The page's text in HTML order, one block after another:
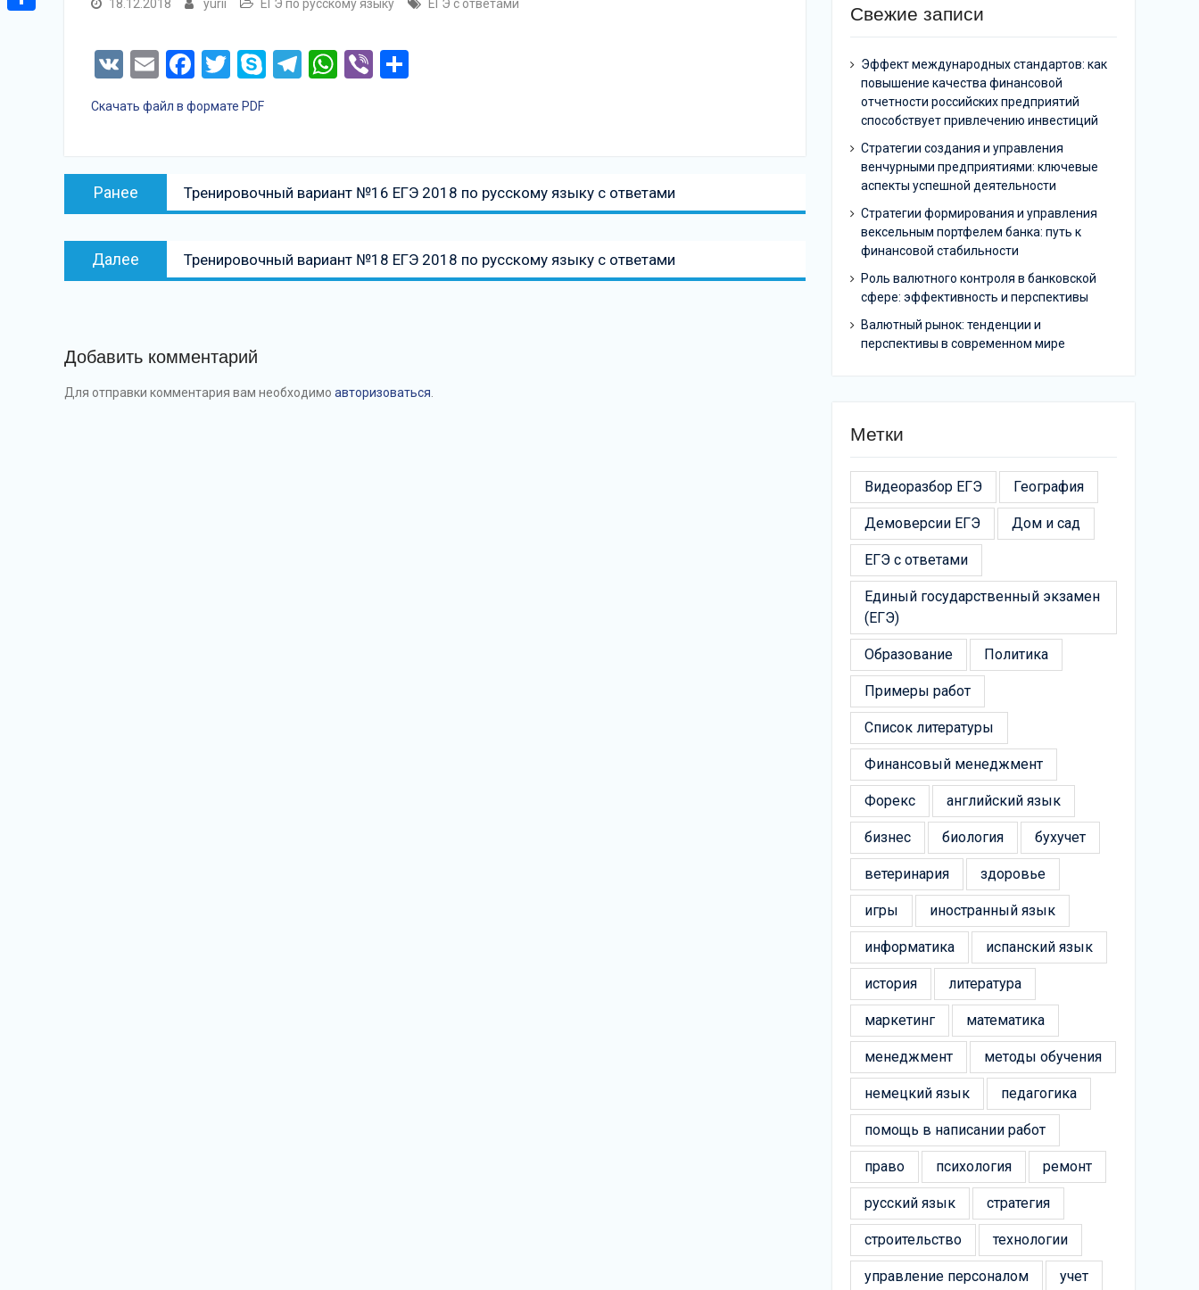
18.12.2018 yurii ЕГЭ по русскому языку ЕГЭ с ответами
VK EmailFacebook
Twitter
SkypeTelegram
WhatsApp
Viber
Скачать файл в формате PDF
Навигация
Ранее
запись:
Тренировочный вариант №16 ЕГЭ 2018 по русскому языку с ответами
Далее
запись
Тренировочный вариант №18 ЕГЭ 2018 по русскому языку с ответами
Добавить комментарий
Для отправки комментария вам необходимо авторизоваться
Свежие записи
Эффект международных стандартов: как
повышение качества финансовой
отчетности российских предприятий
способствует привлечению инвестиций
Стратегии создания и управления
венчурными предприятиями: ключевые
аспекты успешной деятельности
Стратегии формирования и управления
вексельным портфелем банка: путь к
финансовой стабильности
Роль валютного контроля в банковской
сфере: эффективность и перспективы
Валютный рынок: тенденции и
перспективы в современном мире
Метки
Видеоразбор ЕГЭ География
Демоверсии ЕГЭ Дом и сад
ЕГЭ с ответами
Единый государственный экзамен
(ЕГЭ)
Образование Политика
Примеры работ
Список литературы
Финансовый менеджмент
Форекс английский язык
бизнес биология бухучет
ветеринария здоровье
игры иностранный язык
информатика испанский язык
история литература
маркетинг математика
менеджмент методы обучения
немецкий язык педагогика
помощь в написании работ
право психология ремонт
русский язык стратегия
строительство технологии
управление персоналом учет